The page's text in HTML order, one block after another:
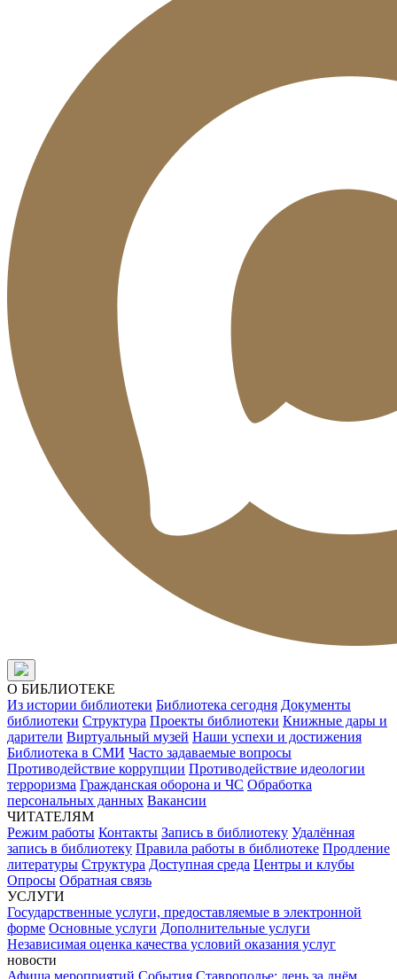
О БИБЛИОТЕКЕ
Из истории библиотеки Библиотека сегодня Документы
библиотеки Структура Проекты библиотеки Книжные дары и
дарители Виртуальный музей Наши успехи и достижения
Библиотека в СМИ Часто задаваемые вопросы
Противодействие коррупции Противодействие идеологии
терроризма Гражданская оборона и ЧС Обработка
персональных данных Вакансии
ЧИТАТЕЛЯМ
Режим работы Контакты Запись в библиотеку Удалённая
запись в библиотеку Правила работы в библиотеке Продление
литературы Структура Доступная среда Центры и клубы
Опросы Обратная связь
УСЛУГИ
Государственные услуги, предоставляемые в электронной
форме Основные услуги Дополнительные услуги
Независимая оценка качества условий оказания услуг
новости
Афиша мероприятий События Ставрополье: день за днём